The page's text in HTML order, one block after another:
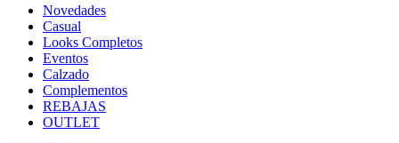
Novedades
Casual
Looks Completos
Eventos
Calzado
Complementos
REBAJAS
OUTLET